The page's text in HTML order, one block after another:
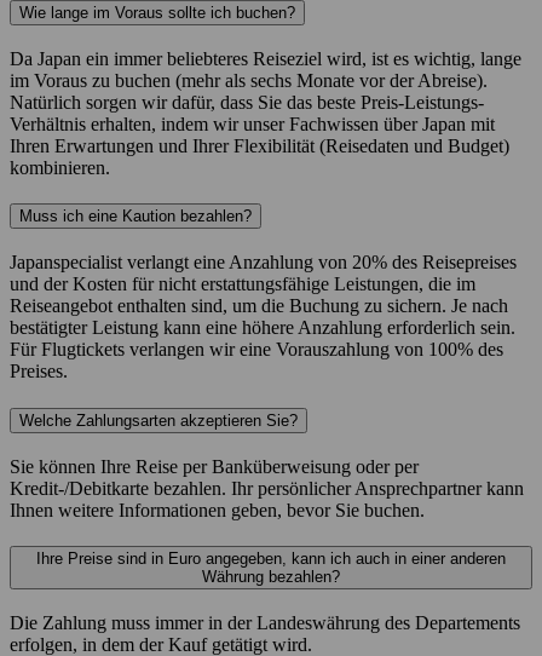
Wie lange im Voraus sollte ich buchen?
Da Japan ein immer beliebteres Reiseziel wird, ist es wichtig, lange
im Voraus zu buchen (mehr als sechs Monate vor der Abreise).
Natürlich sorgen wir dafür, dass Sie das beste Preis-Leistungs-
Verhältnis erhalten, indem wir unser Fachwissen über Japan mit
Ihren Erwartungen und Ihrer Flexibilität (Reisedaten und Budget)
kombinieren.
Muss ich eine Kaution bezahlen?
Japanspecialist verlangt eine Anzahlung von 20% des Reisepreises
und der Kosten für nicht erstattungsfähige Leistungen, die im
Reiseangebot enthalten sind, um die Buchung zu sichern. Je nach
bestätigter Leistung kann eine höhere Anzahlung erforderlich sein.
Für Flugtickets verlangen wir eine Vorauszahlung von 100% des
Preises.
Welche Zahlungsarten akzeptieren Sie?
Sie können Ihre Reise per Banküberweisung oder per
Kredit-/Debitkarte bezahlen. Ihr persönlicher Ansprechpartner kann
Ihnen weitere Informationen geben, bevor Sie buchen.
Ihre Preise sind in Euro angegeben, kann ich auch in einer anderen
Währung bezahlen?
Die Zahlung muss immer in der Landeswährung des Departements
erfolgen, in dem der Kauf getätigt wird.